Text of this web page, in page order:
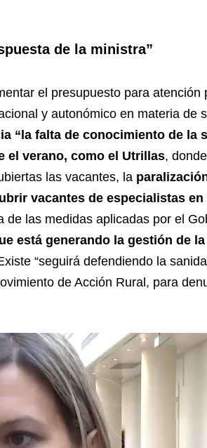
de la ministra”
el presupuesto para atención
y autonómico en materia de
“la falta de conocimiento de la
el verano, como el Utrillas,
las vacantes, la
vacantes de especialistas
de las medidas aplicadas por el
está generando la gestión de
“seguirá defendiendo la
de Acción Rural, para